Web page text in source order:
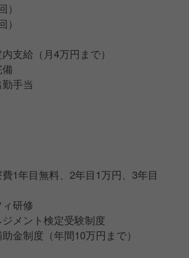
）
）
支給（月4万円まで）
勤手当
費1年目無料、2年目1万円、3年目
ィ研修
ジメント検定受験制度
金制度（年間10万円まで）